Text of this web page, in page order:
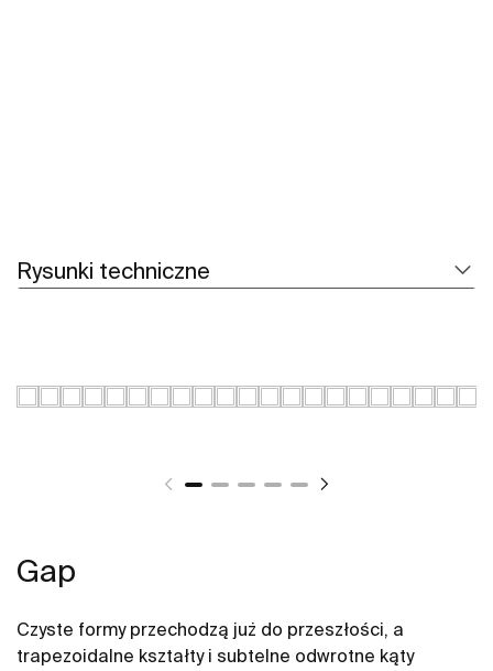
Rysunki techniczne
Gap
Czyste formy przechodzą już do przeszłości, a
trapezoidalne kształty i subtelne odwrotne kąty